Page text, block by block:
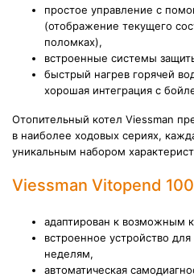
простое управление с
(отображение текущего
поломках),
встроенные системы
быстрый нагрев горячей
хорошая интеграция с
Отопительный котел Viessman
в наиболее ходовых сериях,
уникальным набором
Viessman Vitopend
адаптирован к возможным
встроенное устройство
неделям,
автоматическая